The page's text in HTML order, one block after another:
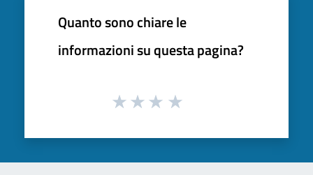
Quanto sono chiare le
informazioni su questa pagina?